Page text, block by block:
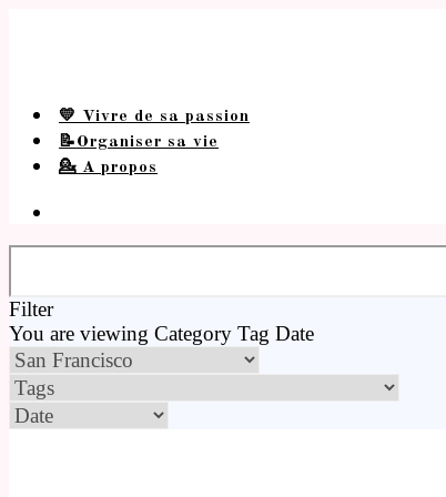
💛 Vivre de sa passion
📝Organiser sa vie
💁 A propos
Filter
You are viewing Category Tag Date